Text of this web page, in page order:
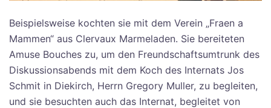
Beispielsweise kochten sie mit dem Verein „Fraen a
Mammen“ aus Clervaux Marmeladen. Sie bereiteten
Amuse Bouches zu, um den Freundschaftsumtrunk des
Diskussionsabends mit dem Koch des Internats Jos
Schmit in Diekirch, Herrn Gregory Muller, zu begleiten,
und sie besuchten auch das Internat, begleitet von